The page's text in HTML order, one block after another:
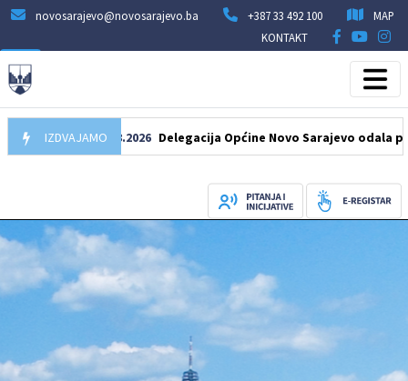
novosarajevo@novosarajevo.ba +387 33 492 100
MAP
KONTAKT
IZDVAJAMO
07.08.2026 Delegacija Općine Novo Sarajevo odala počast